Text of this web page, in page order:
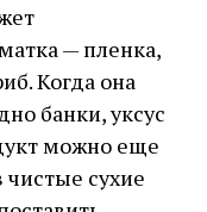
— пленка,
Когда она
банки, уксус
можно еще
чистые сухие